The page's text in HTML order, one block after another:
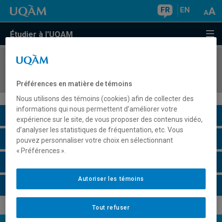
FR EN
Étudier à l'UQAM
COURS//
Description du cours
Horaire - Été 2026
Préférences en matière de témoins
Nous utilisons des témoins (cookies) afin de collecter des
informations qui nous permettent d’améliorer votre
expérience sur le site, de vous proposer des contenus vidéo,
d’analyser les statistiques de fréquentation, etc. Vous
pouvez personnaliser votre choix en sélectionnant
« Préférences ».
Tout refuser
Autoriser les témoins